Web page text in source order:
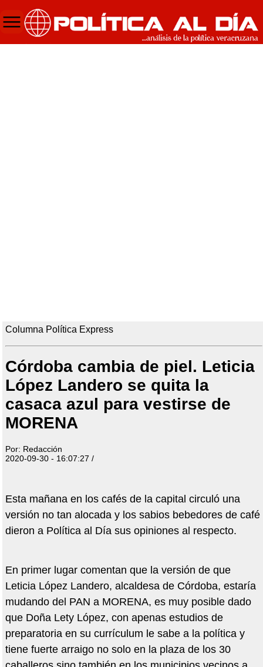
Columna Política Express
Córdoba cambia de piel. Leticia
López Landero se quita la
casaca azul para vestirse de
MORENA
Por: Redacción
2020-09-30 - 16:07:27 /
Esta mañana en los cafés de la capital circuló una
versión no tan alocada y los sabios bebedores de café
dieron a Política al Día sus opiniones al respecto.
En primer lugar comentan que la versión de que
Leticia López Landero, alcaldesa de Córdoba, estaría
mudando del PAN a MORENA, es muy posible dado
que Doña Lety López, con apenas estudios de
preparatoria en su currículum le sabe a la política y
tiene fuerte arraigo no solo en la plaza de los 30